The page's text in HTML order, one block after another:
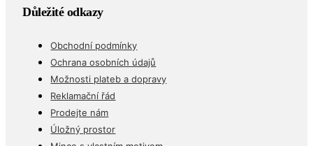
Důležité odkazy
Obchodní podmínky
Ochrana osobních údajů
Možnosti plateb a dopravy
Reklamační řád
Prodejte nám
Úložný prostor